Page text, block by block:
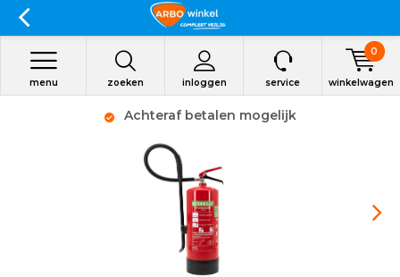
zoeken inloggen
menu service winkelwagen
0
Achteraf betalen mogelijk